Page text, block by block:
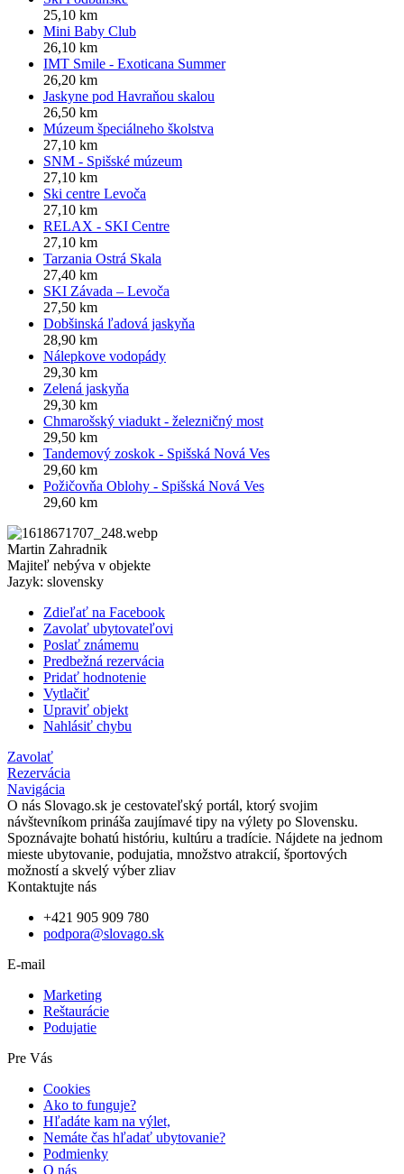
25,10 km
Mini Baby Club
26,10 km
IMT Smile - Exoticana Summer
26,20 km
Jaskyne pod Havraňou skalou
26,50 km
Múzeum špeciálneho školstva
27,10 km
SNM - Spišské múzeum
27,10 km
Ski centre Levoča
27,10 km
RELAX - SKI Centre
27,10 km
Tarzania Ostrá Skala
27,40 km
SKI Závada – Levoča
27,50 km
Dobšinská ľadová jaskyňa
28,90 km
Nálepkove vodopády
29,30 km
Zelená jaskyňa
29,30 km
Chmarošský viadukt - železničný most
29,50 km
Tandemový zoskok - Spišská Nová Ves
29,60 km
Požičovňa Oblohy - Spišská Nová Ves
29,60 km
Martin Zahradnik
Majiteľ nebýva v objekte
Jazyk: slovensky
Zdieľať na Facebook
Zavolať ubytovateľovi
Poslať známemu
Predbežná rezervácia
Pridať hodnotenie
Vytlačiť
Upraviť objekt
Nahlásiť chybu
Zavolať
Rezervácia
Navigácia
O nás Slovago.sk je cestovateľský portál, ktorý svojim
návštevníkom prináša zaujímavé tipy na výlety po Slovensku.
Spoznávajte bohatú históriu, kultúru a tradície. Nájdete na jednom
mieste ubytovanie, podujatia, množstvo atrakcií, športových
možností a skvelý výber zliav
Kontaktujte nás
+421 905 909 780
podpora@slovago.sk
E-mail
Marketing
Reštaurácie
Podujatie
Pre Vás
Cookies
Ako to funguje?
Hľadáte kam na výlet,
Nemáte čas hľadať ubytovanie?
Podmienky
O nás